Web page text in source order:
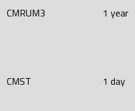
CMRUM3 1 year
CMST 1 day